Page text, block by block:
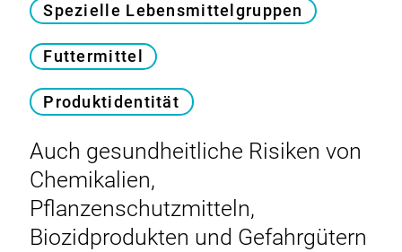
Spezielle Lebensmittelgruppen
Futtermittel
Produktidentität
Auch gesundheitliche Risiken von
Chemikalien,
Pflanzenschutzmitteln,
Biozidprodukten und Gefahrgütern